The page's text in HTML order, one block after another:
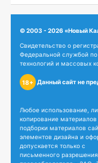
© 2003 - 2026 «Новый
Свидетельство о
Федеральной службой
технологий и массовых
18+ Данный сайт не
Любое использование,
копирование материалов
подборки материалов
элементов дизайна и
допускается только с
письменного разрешения